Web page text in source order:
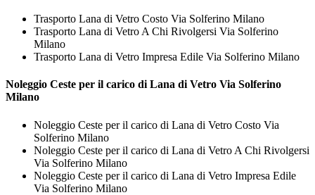
Trasporto Lana di Vetro Costo Via Solferino Milano
Trasporto Lana di Vetro A Chi Rivolgersi Via Solferino
Milano
Trasporto Lana di Vetro Impresa Edile Via Solferino Milano
Noleggio Ceste per il carico di Lana di Vetro Via Solferino
Milano
Noleggio Ceste per il carico di Lana di Vetro Costo Via
Solferino Milano
Noleggio Ceste per il carico di Lana di Vetro A Chi Rivolgersi
Via Solferino Milano
Noleggio Ceste per il carico di Lana di Vetro Impresa Edile
Via Solferino Milano